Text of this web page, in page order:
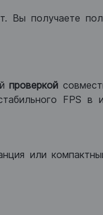
Вы получаете
проверкой
FPS в
или